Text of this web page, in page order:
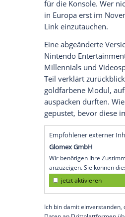
In der Realität
erfolgreichsten
junggebliebene
der gesamten
"The Legend of
Während im
und Gamer in
Zelda" wurde
gebracht -
für die Konsole.
in Europa erst
Link
Eine